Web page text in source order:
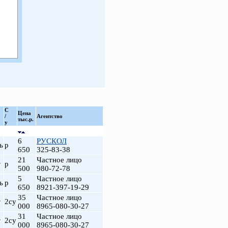
С
/
у
Цена
тыс.р. Агентство
р
6
650
РУСКОЛ
325-83-38
р
21
500
Частное лицо
980-72-78
р
5
650
Частное лицо
8921-397-19-29
2су35
000
Частное лицо
8965-080-30-27
2су31
000
Частное лицо
8965-080-30-27